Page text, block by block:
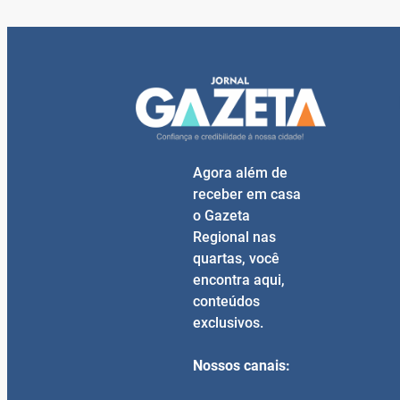
Agora além de
receber em casa
o Gazeta
Regional nas
quartas, você
encontra aqui,
conteúdos
exclusivos.
Nossos canais: